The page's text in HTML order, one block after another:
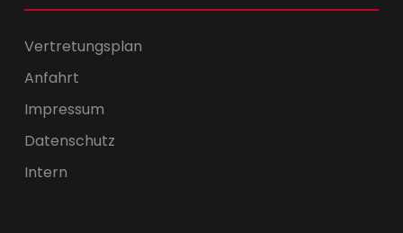
Vertretungsplan
Anfahrt
Impressum
Datenschutz
Intern